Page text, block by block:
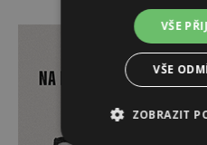
VŠE
VŠE
ZOBRAZIT